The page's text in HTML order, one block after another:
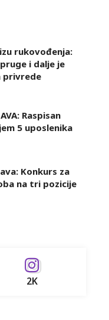
rukovođenja:
i dalje je
privrede
Raspisan
5 uposlenika
Konkurs za
na tri pozicije
2K